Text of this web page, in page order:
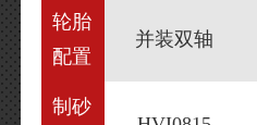
轮胎
配置
并装双轴
制砂